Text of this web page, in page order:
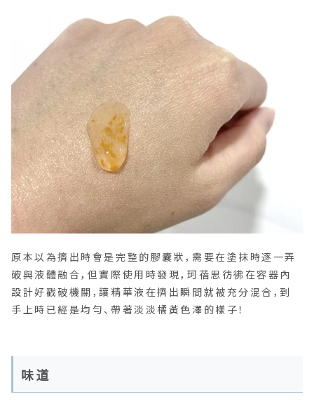
原本以為擠出時會是完整的膠囊狀，需要在塗抹時逐一弄
破與液體融合，但實際使用時發現，珂蓓思彷彿在容器內
設計好戳破機關，讓精華液在擠出瞬間就被充分混合，到
手上時已經是均勻、帶著淡淡橘黃色澤的樣子！
味道